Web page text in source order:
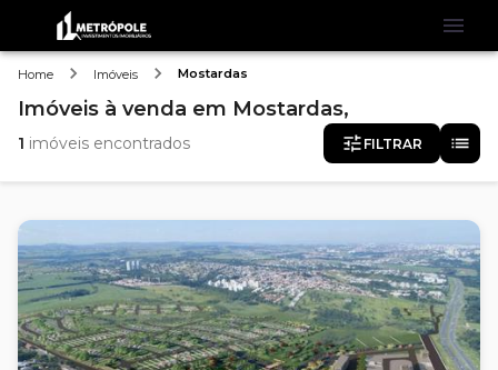
Home Imóveis Mostardas
Imóveis à venda em Mostardas,
1 imóveis encontrados FILTRAR